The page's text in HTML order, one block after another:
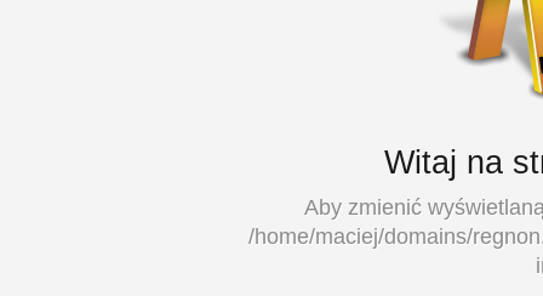
Witaj na
Aby zmienić
/home/maciej/domains/